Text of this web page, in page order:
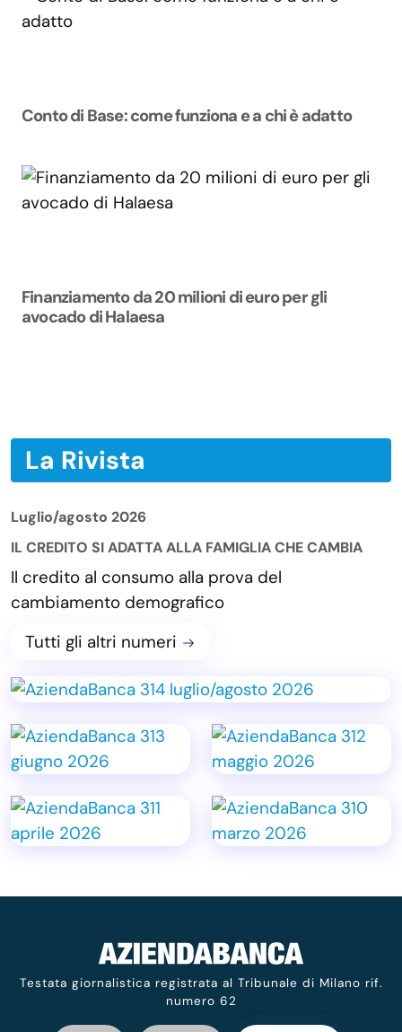
Conto di Base: come funziona e a chi è adatto
Finanziamento da 20 milioni di euro per gli
avocado di Halaesa
La Rivista
Luglio/agosto 2026
IL CREDITO SI ADATTA ALLA FAMIGLIA CHE CAMBIA
Il credito al consumo alla prova del
cambiamento demografico
Tutti gli altri numeri
Testata giornalistica registrata al Tribunale di Milano rif.
numero 62